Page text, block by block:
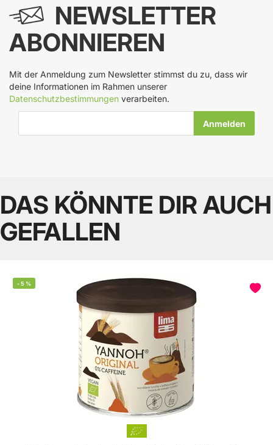
NEWSLETTER
ABONNIEREN
Mit der Anmeldung zum Newsletter stimmst du zu, dass wir
deine Informationen im Rahmen unserer
Datenschutzbestimmungen verarbeiten.
DAS KÖNNTE DIR AUCH
GEFALLEN
-5 %